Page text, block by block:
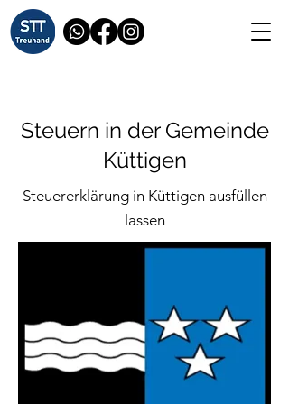
Steuern in der Gemeinde
Küttigen
Steuererklärung in Küttigen ausfüllen
lassen